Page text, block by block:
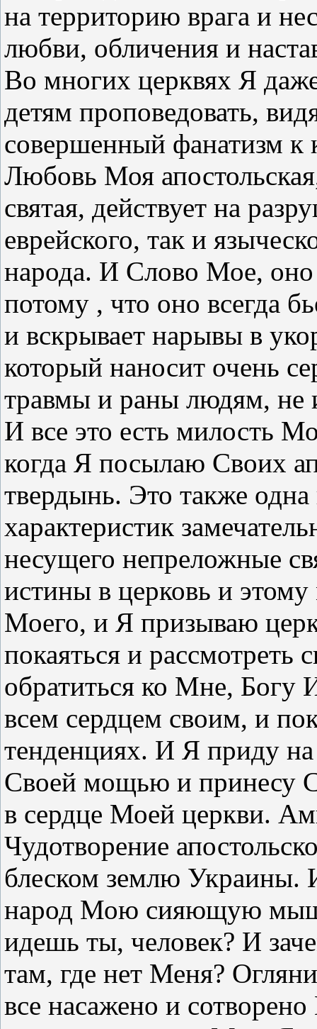
на территорию врага и
любви, обличения и
Во многих церквях Я
детям проповедовать,
совершенный фанатизм к
Любовь Моя
святая, действует на
еврейского, так и
народа. И Слово Мое, оно
потому , что оно всегда
и вскрывает нарывы в
который наносит очень
травмы и раны людям,
И все это есть милость
когда Я посылаю Своих
твердынь. Это также одна
характеристик
несущего непреложные
истины в церковь и
Моего, и Я призываю
покаяться и рассмотреть
обратиться ко Мне, Богу
всем сердцем своим, и
тенденциях. И Я приду на
Своей мощью и принесу
в сердце Моей церкви.
Чудотворение
блеском землю Украины.
народ Мою сияющую
идешь ты, человек? И
там, где нет Меня?
все насажено и